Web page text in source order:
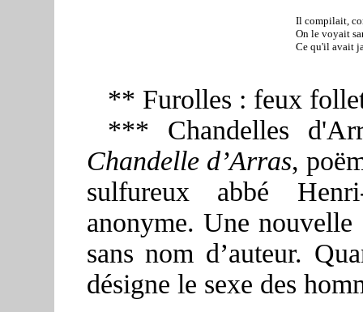
Il compilait,
On le voyait
Ce qu'il avait
** Furolles : feux
*** Chandelles
Chandelle d’Arras,
sulfureux abbé
anonyme. Une
sans nom d’auteur.
désigne le sexe des